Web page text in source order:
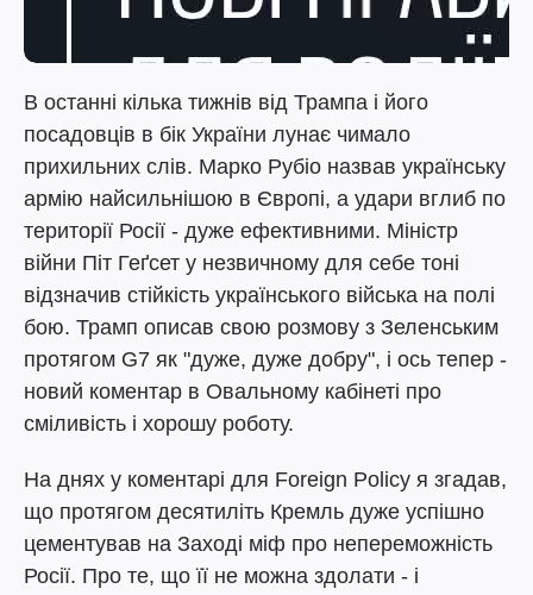
В останні кілька тижнів від Трампа і його
посадовців в бік України лунає чимало
прихильних слів. Марко Рубіо назвав українську
армію найсильнішою в Європі, а удари вглиб по
території Росії - дуже ефективними. Міністр
війни Піт Геґсет у незвичному для себе тоні
відзначив стійкість українського війська на полі
бою. Трамп описав свою розмову з Зеленським
протягом G7 як "дуже, дуже добру", і ось тепер -
новий коментар в Овальному кабінеті про
сміливість і хорошу роботу.
На днях у коментарі для Foreign Policy я згадав,
що протягом десятиліть Кремль дуже успішно
цементував на Заході міф про непереможність
Росії. Про те, що її не можна здолати - і